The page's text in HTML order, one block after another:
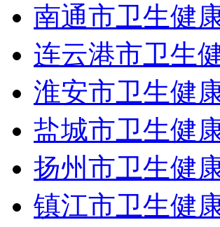
南通市卫生健
连云港市卫生
淮安市卫生健
盐城市卫生健
扬州市卫生健
镇江市卫生健